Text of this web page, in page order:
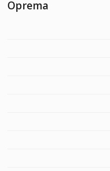
Oprema